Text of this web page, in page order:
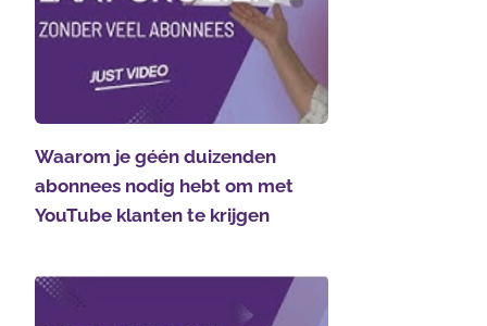
Waarom je géén duizenden
abonnees nodig hebt om met
YouTube klanten te krijgen